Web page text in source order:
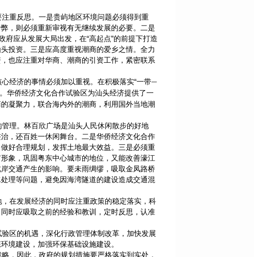
反思。一是贵屿地区环境问题必须得到重
，则必须重新审视有无继续发展的必要。二是
府应从发展大局出发，在“高起点”的前提下打造
投资。三是应高度重视潮商的爱乡之情。全力
也应注重对华商、潮商的引资工作，紧密联系
济的事情必须加以重视。在积极落实“一带一
华侨经济文化合作试验区为汕头经济提供了一
凝聚力，联合海内外的潮商，利用国外当地潮
。林百欣广场是汕头人民休闲散步的好地
，还百姓一休闲舞台。二是华侨经济文化合作
好合理规划，发挥土地最大效益。三是必须重
象，巩固粤东中心城市的地位，又能改善濠江
交通产生的影响。要未雨绸缪，吸取金凤路桥
理等问题，避免因海湾隧道的建设造成交通混
发展经济的同时应注重政策的稳定落实，科
时应吸取之前的经验和教训，定时反思，认准
的机遇，深化行政管理体制改革，加快发展
境建设，加强环保基础设施建设。
因此，政府的规划措施要严格落实到实处，